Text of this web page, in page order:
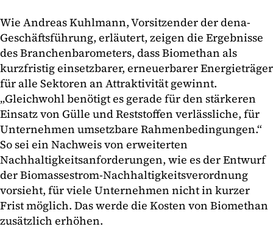
Wie Andreas Kuhlmann, Vorsitzender der dena-
Geschäftsführung, erläutert, zeigen die Ergebnisse
des Branchenbarometers, dass Biomethan als
kurzfristig einsetzbarer, erneuerbarer Energieträger
für alle Sektoren an Attraktivität gewinnt.
„Gleichwohl benötigt es gerade für den stärkeren
Einsatz von Gülle und Reststoffen verlässliche, für
Unternehmen umsetzbare Rahmenbedingungen.“
So sei ein Nachweis von erweiterten
Nachhaltigkeitsanforderungen, wie es der Entwurf
der Biomassestrom-Nachhaltigkeitsverordnung
vorsieht, für viele Unternehmen nicht in kurzer
Frist möglich. Das werde die Kosten von Biomethan
zusätzlich erhöhen.